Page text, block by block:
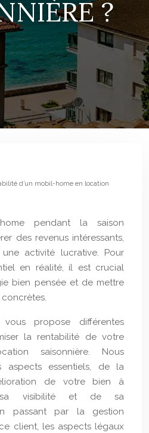
?
d’un mobil-home en location
pendant la saison
des revenus intéressants,
activité lucrative. Pour
en réalité, il est crucial
bien pensée et de mettre
propose différentes
la rentabilité de votre
saisonnière. Nous
aspects essentiels, de la
de votre bien à
sa visibilité et de sa
passant par la gestion
client, les aspects légaux